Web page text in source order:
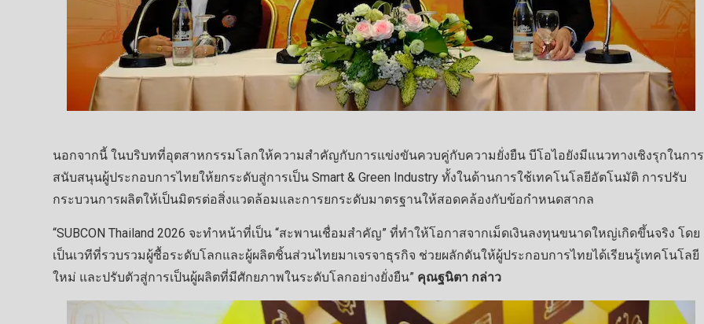
นอกจากนี้ ในบริบทที่อุตสาหกรรมโลกให้ความสำคัญกับการแข่งขันควบคู่กับความยั่งยืน บีโอไอยังมีแนวทางเชิงรุกในการ
สนับสนุนผู้ประกอบการไทยให้ยกระดับสู่การเป็น Smart & Green Industry ทั้งในด้านการใช้เทคโนโลยีอัตโนมัติ การปรับ
กระบวนการผลิตให้เป็นมิตรต่อสิ่งแวดล้อมและการยกระดับมาตรฐานให้สอดคล้องกับข้อกำหนดสากล
“SUBCON Thailand 2026 จะทำหน้าที่เป็น “สะพานเชื่อมสำคัญ” ที่ทำให้โอกาสจากเม็ดเงินลงทุนขนาดใหญ่เกิดขึ้นจริง โดย
เป็นเวทีที่รวบรวมผู้ซื้อระดับโลกและผู้ผลิตชิ้นส่วนไทยมาเจรจาธุรกิจ ช่วยผลักดันให้ผู้ประกอบการไทยได้เรียนรู้เทคโนโลยี
ใหม่ และปรับตัวสู่การเป็นผู้ผลิตที่มีศักยภาพในระดับโลกอย่างยั่งยืน” คุณฐนิตา กล่าว